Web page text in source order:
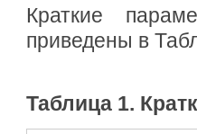
Краткие
приведены в
Таблица 1.